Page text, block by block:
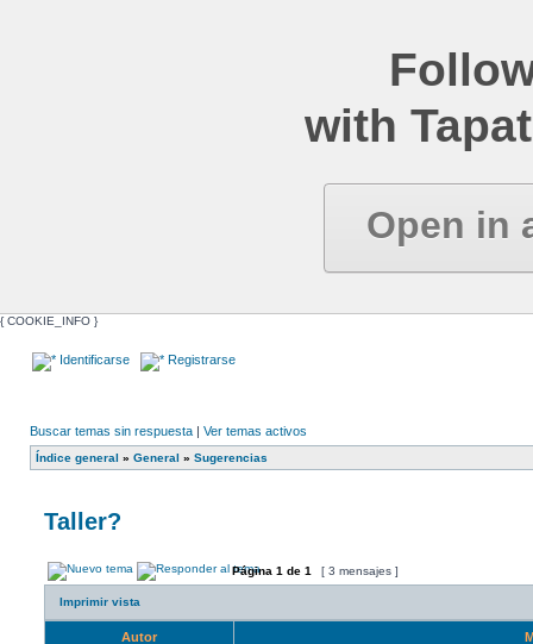
with
Open in
{ COOKIE_INFO }
Identificarse Registrarse
Buscar temas sin respuesta | Ver temas activos
Índice general » General » Sugerencias
Taller?
Página 1 de 1 [ 3 mensajes ]
Imprimir vista
Autor